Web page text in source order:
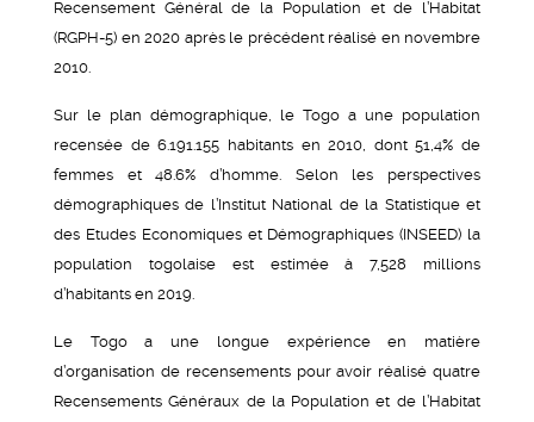
Recensement Général de la Population et de l’Habitat
(RGPH-5) en 2020 après le précédent réalisé en novembre
2010.
Sur le plan démographique, le Togo a une population
recensée de 6.191.155 habitants en 2010, dont 51,4% de
femmes et 48.6% d’homme. Selon les perspectives
démographiques de l’Institut National de la Statistique et
des Etudes Economiques et Démographiques (INSEED) la
population togolaise est estimée à 7,528 millions
d’habitants en 2019.
Le Togo a une longue expérience en matière
d’organisation de recensements pour avoir réalisé quatre
Recensements Généraux de la Population et de l’Habitat